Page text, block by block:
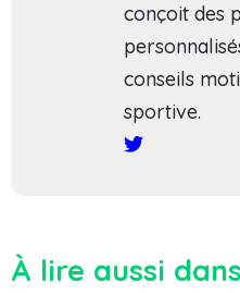
conçoit des
conseils
sportive.
À lire aussi